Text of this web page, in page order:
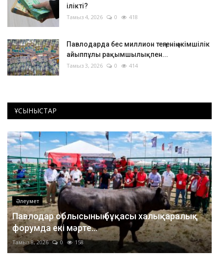
ілікті?
Тамыз 4, 2026 0 418
Павлодарда бес миллион теңгенің әкімшілік
айыппұлы рақымшылықпен...
Тамыз 3, 2026 0 414
ҰСЫНЫСТАР
Әлеумет
Павлодар облысының бұқасы халықаралық
форумда екі мәрте...
Тамыз 8, 2026 0 158